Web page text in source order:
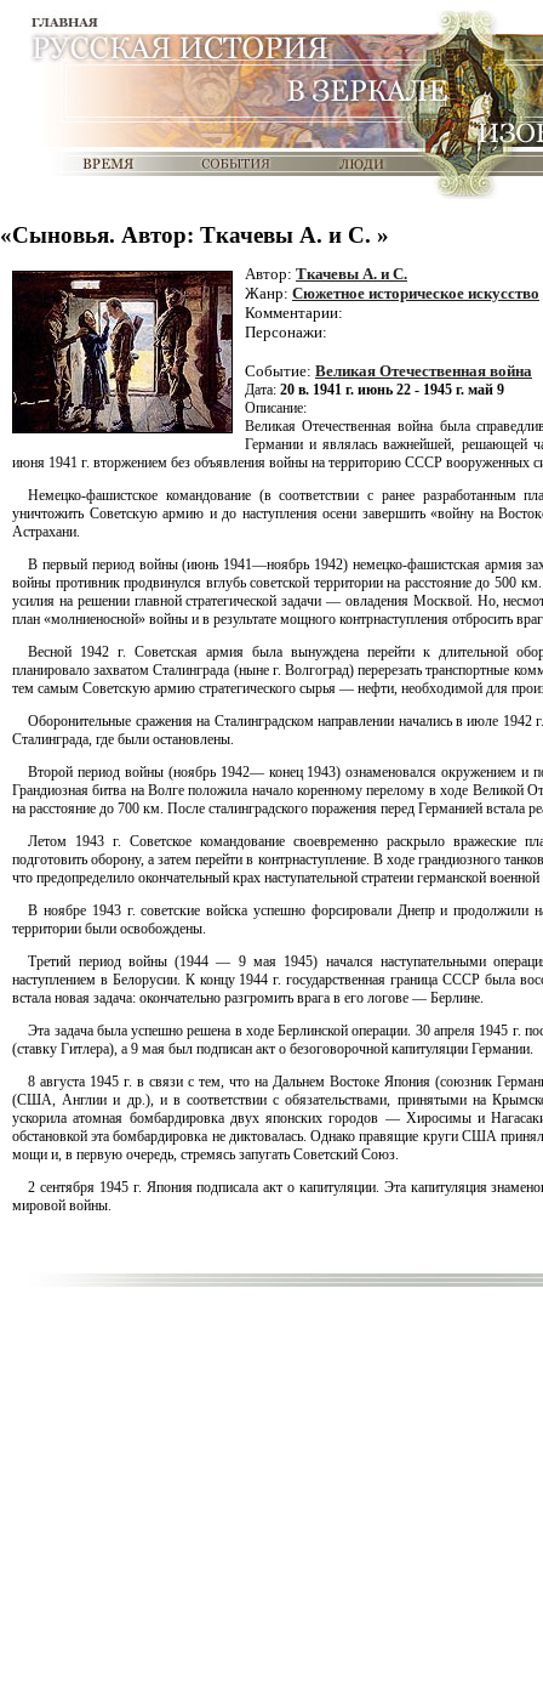
«Сыновья. Автор: Ткачевы А. и С. »
Автор: Ткачевы А. и С.
Жанр: Сюжетное историческое искусство
Комментарии:
Персонажи:
Событие: Великая Отечественная война
Дата: 20 в. 1941 г. июнь 22 - 1945 г. май 9
Описание:
Великая Отечественная война была
Германии и являлась важнейшей, решающей
июня 1941 г. вторжением без объявления войны на территорию СССР вооруженных
Немецко-фашистское командование (в соответствии с ранее разработанным
уничтожить Советскую армию и до наступления осени завершить «войну на
Астрахани.
В первый период войны (июнь 1941—ноябрь 1942) немецко-фашистская армия
войны противник продвинулся вглубь советской территории на расстояние до 500
усилия на решении главной стратегической задачи — овладения Москвой. Но,
план «молниеносной» войны и в результате мощного контрнаступления отбросить
Весной 1942 г. Советская армия была вынуждена перейти к длительной
планировало захватом Сталинграда (ныне г. Волгоград) перерезать транспортные
тем самым Советскую армию стратегического сырья — нефти, необходимой для
Оборонительные сражения на Сталинградском направлении начались в июле
Сталинграда, где были остановлены.
Второй период войны (ноябрь 1942— конец 1943) ознаменовался окружением и
Грандиозная битва на Волге положила начало коренному перелому в ходе Великой
на расстояние до 700 км. После сталинградского поражения перед Германией встала
Летом 1943 г. Советское командование своевременно раскрыло вражеские
подготовить оборону, а затем перейти в контрнаступление. В ходе грандиозного
что предопределило окончательный крах наступательной стратеии германской
В ноябре 1943 г. советские войска успешно форсировали Днепр и продолжили
территории были освобождены.
Третий период войны (1944 — 9 мая 1945) начался наступательными
наступлением в Белорусии. К концу 1944 г. государственная граница СССР была
встала новая задача: окончательно разгромить врага в его логове — Берлине.
Эта задача была успешно решена в ходе Берлинской операции. 30 апреля 1945 г.
(ставку Гитлера), а 9 мая был подписан акт о безоговорочной капитуляции Германии.
8 августа 1945 г. в связи с тем, что на Дальнем Востоке Япония (союзник
(США, Англии и др.), и в соответствии с обязательствами, принятыми на
ускорила атомная бомбардировка двух японских городов — Хиросимы и
обстановкой эта бомбардировка не диктовалась. Однако правящие круги США
мощи и, в первую очередь, стремясь запугать Советский Союз.
2 сентября 1945 г. Япония подписала акт о капитуляции. Эта капитуляция
мировой войны.